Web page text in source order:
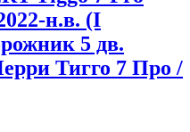
н.в. (I
5 дв.
Тигго 7 Про /